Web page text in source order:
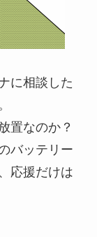
に相談した
置なのか？
バッテリー
応援だけは